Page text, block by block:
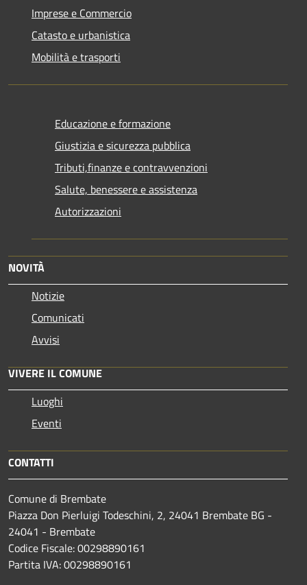
Imprese e Commercio
Catasto e urbanistica
Mobilità e trasporti
Educazione e formazione
Giustizia e sicurezza pubblica
Tributi,finanze e contravvenzioni
Salute, benessere e assistenza
Autorizzazioni
NOVITÀ
Notizie
Comunicati
Avvisi
VIVERE IL COMUNE
Luoghi
Eventi
CONTATTI
Comune di Brembate
Piazza Don Pierluigi Todeschini, 2, 24041 Brembate BG -
24041 - Brembate
Codice Fiscale: 00298890161
Partita IVA: 00298890161